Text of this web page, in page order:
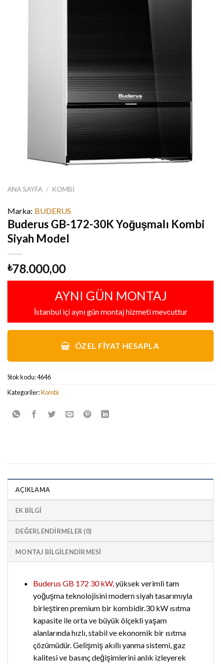
ANA SAYFA / KOMBI
Marka: BUDERUS
Buderus GB-172-30K Yoğuşmalı Kombi
Siyah Model
₺78.000,00
AYNI GÜN MONTAJ
İstanbul içi aynı gün montaj hizmeti mevcuttur
ÖZEL FIYAT HESAPLA
Stok kodu:4646
Kategoriler:Kombi
AÇIKLAMA
EK BILGI
DEĞERLENDIRMELER (0)
MONTAJ BİLGİLENDİRMESİ
Buderus GB 172 30 kW,yüksek verimli tam
yoğuşma teknolojisini modern siyah tasarımıyla
birleştiren premium bir kombidir.30 kW ısıtma
kapasite ile orta ve büyük ölçekli yaşam
alanlarında hızlı, stabil ve ekonomik bir ısıtma
çözümüdür. Gelişmiş akıllı yanma sistemi, gaz
kalitesi ve basınç değişimlerini anlık izleyerek